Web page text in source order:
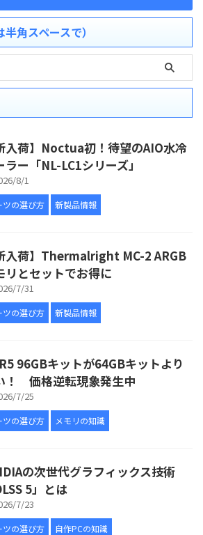
角スペースで）
入荷】Noctua初！待望のAIO水冷
ラー「NL-LC1シリーズ」
8/1
ツの選び方 新製品情報
入荷】Thermalright MC-2 ARGB
リとセットでお得に
7/31
ツの選び方 新製品情報
96GBキットが64GBキットより
！ 価格逆転現象発生中
7/25
ツの選び方 メモリの知識
の次世代グラフィックス技術
5」とは
7/23
ツの選び方 自作PCの知識